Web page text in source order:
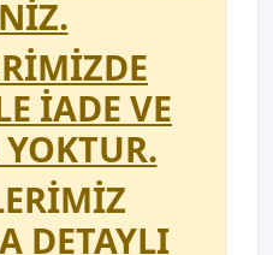
İADE VE
DETAYLI